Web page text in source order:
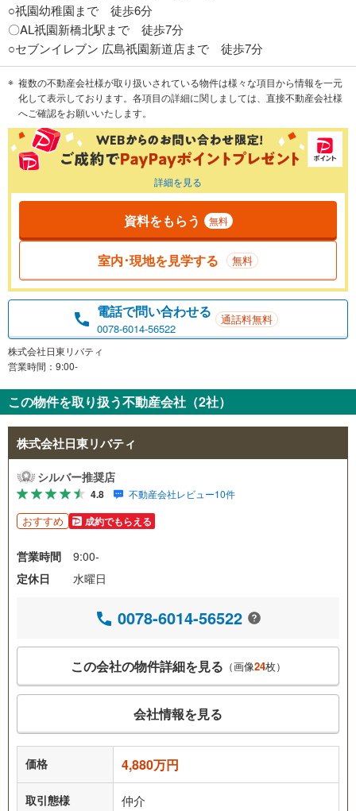
○祇園幼稚園まで 徒歩6分
〇AL祇園新橋北駅まで 徒歩7分
○セブンイレブン 広島祇園新道店まで 徒歩7分
複数の不動産会社様が取り扱いされている物件は様々な項目から情報を一元
化して表示しております。各項目の詳細に関しましては、直接不動産会社様
へご確認をお願いいたします。
詳細を見る
資料をもらう 無料
室内･現地を見学する 無料
電話で問い合わせる
0078-6014-56522
通話料無料
株式会社日東リバティ
営業時間：9:00-
この物件を取り扱う不動産会社（2社）
株式会社日東リバティ
シルバー推奨店
4.8 不動産会社レビュー10件
おすすめ 成約でもらえる
営業時間
9:00-
定休日
水曜日
0078-6014-56522
この会社の物件詳細を見る （画像24枚）
会社情報を見る
価格 4,880万円
取引態様 仲介